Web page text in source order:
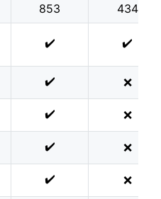
853
434
✔️ ✔️
✔️ ❌
✔️ ❌
✔️ ❌
✔️ ❌